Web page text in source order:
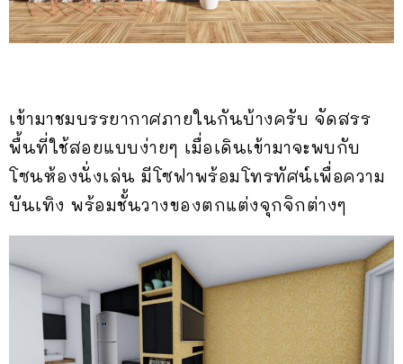
เข้ามาชมบรรยากาศภายในกันบ้างครับ จัดสรร
พื้นที่ใช้สอยแบบง่ายๆ เมื่อเดินเข้ามาจะพบกับ
โซนห้องนั่งเล่น มีโซฟาพร้อมโทรทัศน์เพื่อความ
บันเทิง พร้อมชั้นวางของตกแต่งจุกจิกต่างๆ